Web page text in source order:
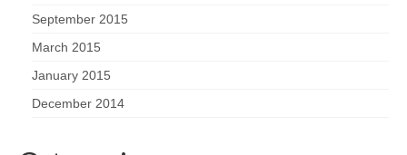
September 2015
March 2015
January 2015
December 2014